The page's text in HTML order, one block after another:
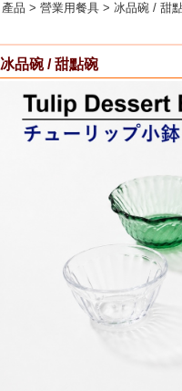
產品 > 營業用餐具 > 冰品碗 / 甜
冰品碗 / 甜點碗